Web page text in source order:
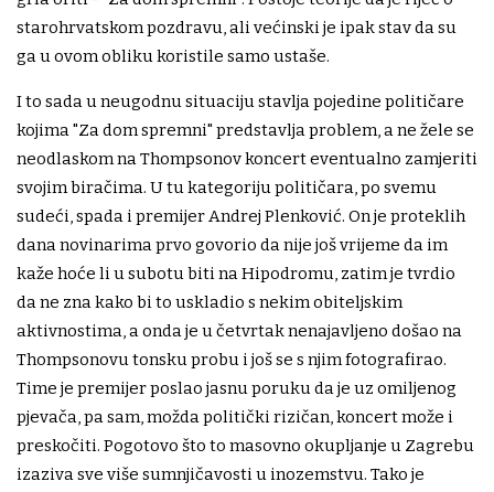
starohrvatskom pozdravu, ali većinski je ipak stav da su
ga u ovom obliku koristile samo ustaše.
I to sada u neugodnu situaciju stavlja pojedine političare
kojima "Za dom spremni" predstavlja problem, a ne žele se
neodlaskom na Thompsonov koncert eventualno zamjeriti
svojim biračima. U tu kategoriju političara, po svemu
sudeći, spada i premijer Andrej Plenković. On je proteklih
dana novinarima prvo govorio da nije još vrijeme da im
kaže hoće li u subotu biti na Hipodromu, zatim je tvrdio
da ne zna kako bi to uskladio s nekim obiteljskim
aktivnostima, a onda je u četvrtak nenajavljeno došao na
Thompsonovu tonsku probu i još se s njim fotografirao.
Time je premijer poslao jasnu poruku da je uz omiljenog
pjevača, pa sam, možda politički rizičan, koncert može i
preskočiti. Pogotovo što to masovno okupljanje u Zagrebu
izaziva sve više sumnjičavosti u inozemstvu. Tako je